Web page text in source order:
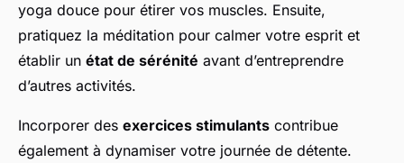
yoga douce pour étirer vos muscles. Ensuite,
pratiquez la méditation pour calmer votre esprit et
établir un état de sérénité avant d’entreprendre
d’autres activités.
Incorporer des exercices stimulants contribue
également à dynamiser votre journée de détente.